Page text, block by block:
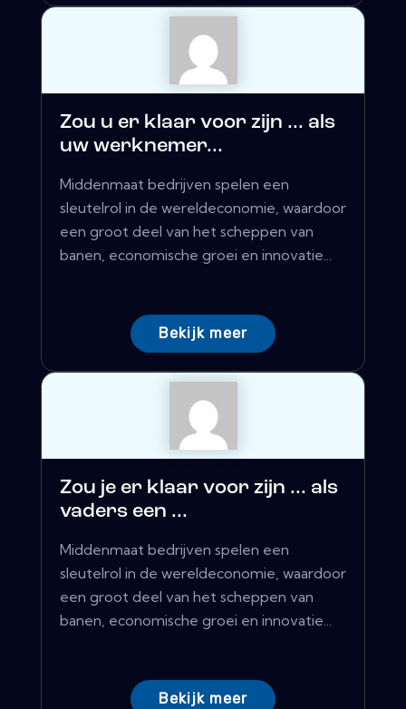
Zou u er klaar voor zijn ... als
uw werknemer...
Middenmaat bedrijven spelen een
sleutelrol in de wereldeconomie, waardoor
een groot deel van het scheppen van
banen, economische groei en innovatie...
Bekijk meer
Zou je er klaar voor zijn ... als
vaders een ...
Middenmaat bedrijven spelen een
sleutelrol in de wereldeconomie, waardoor
een groot deel van het scheppen van
banen, economische groei en innovatie...
Bekijk meer